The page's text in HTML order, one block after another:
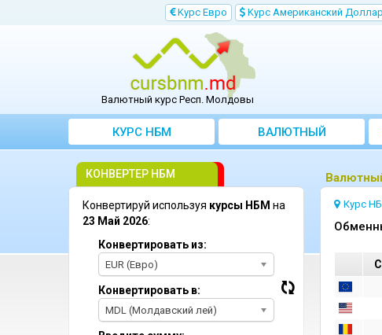
Kурс Евро Kурс Aмериканский Доллар
Валютный курс Респ. Молдовы
КУРС НБМ
BАЛЮТНЫЙ
KОНВЕРТЕР
Курс
КОНВЕРТЕР НБМ
Конвертируй используя курсы НБМ на
23 Май 2026:
Конвертировать из:
EUR (Евро)
Конвертировать в:
MDL (Молдавский лей)